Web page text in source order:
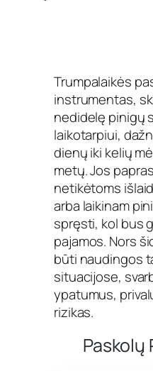
Trumpalaikės
instrumentas,
nedidelę pinigų
laikotarpiui,
dienų iki kelių
metų. Jos
netikėtoms
arba laikinam
spręsti, kol bus
pajamos. Nors
būti naudingos
situacijose,
ypatumus,
rizikas.
Paskolų